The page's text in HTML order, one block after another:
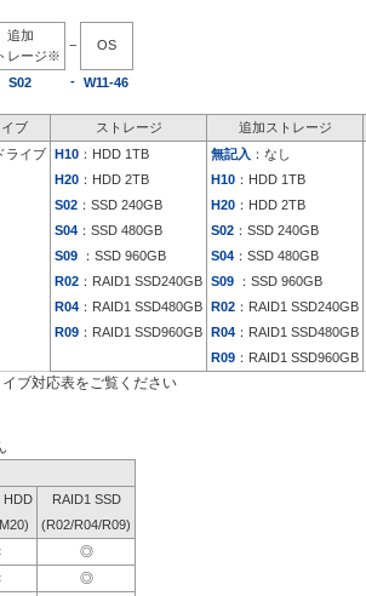
追加
レージ※
− OS
S02 - W11-46
ブ ストレージ 追加ストレージ
ライブ H10 ：HDD 1TB 無記入 ：なし
H20 ：HDD 2TB H10 ：HDD 1TB
S02 ：SSD 240GB H20 ：HDD 2TB
S04 ：SSD 480GB S02 ：SSD 240GB
S09 ：SSD 960GB S04 ：SSD 480GB
R02 ：RAID1 SSD240GB S09 ：SSD 960GB
R04 ：RAID1 SSD480GB R02 ：RAID1 SSD240GB
R09 ：RAID1 SSD960GB R04 ：RAID1 SSD480GB
R09 ：RAID1 SSD960GB
ブ対応表をご覧ください
HDD
RAID1 SSD
(R02/R04/R09)
◎
◎